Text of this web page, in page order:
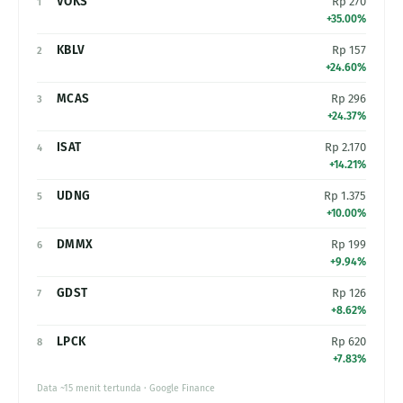
+35.00%
2 KBLV Rp 157
+24.60%
3 MCAS Rp 296
+24.37%
4 ISAT Rp 2.170
+14.21%
5 UDNG Rp 1.375
+10.00%
6 DMMX Rp 199
+9.94%
7 GDST Rp 126
+8.62%
8 LPCK Rp 620
+7.83%
Data ~15 menit tertunda · Google Finance